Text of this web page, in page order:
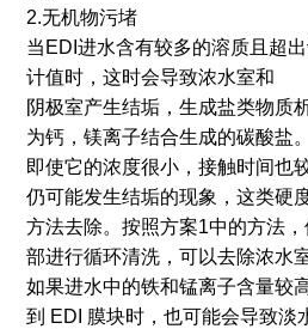
2.无机物污堵
当EDI进水含有较多的溶质且超
计值时，这时会导致浓水室和
阴极室产生结垢，生成盐类物质
为钙，镁离子结合生成的碳酸盐。
即使它的浓度很小，接触时间也
仍可能发生结垢的现象，这类硬
方法去除。按照方案1中的方法
部进行循环清洗，可以去除浓水
如果进水中的铁和锰离子含量较
到 EDI 膜块时，也可能会导致淡